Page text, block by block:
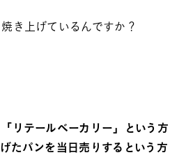
き上げているんですか？
リテールベーカリー」という方
たパンを当日売りするという方